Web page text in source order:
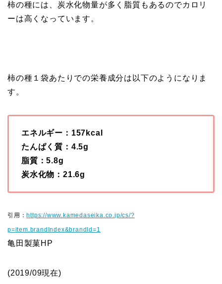
柿の種には、炭水化物量が多く脂質もあるのでカロリ
ーは高くなっています。
柿の種１袋あたりでの栄養成分は以下のようになりま
す。
エネルギー：157kcal
たんぱく質：4.5g
脂質：5.8g
炭水化物：21.6g
引用： https://www.kamedaseika.co.jp/cs/?
p=item.brandIndex&brandId=1
亀田製菓HP
(2019/09現在)